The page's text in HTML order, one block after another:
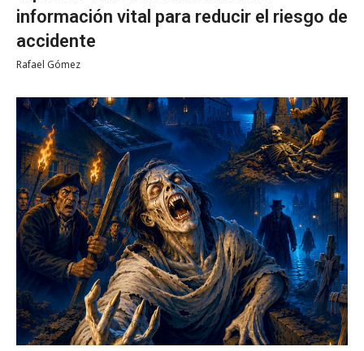
información vital para reducir el riesgo de
accidente
Rafael Gómez